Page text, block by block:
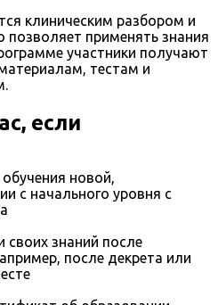
клиническим разбором и
позволяет применять знания
участники получают
тестам и
если
новой,
с начального уровня с
своих знаний после
после декрета или